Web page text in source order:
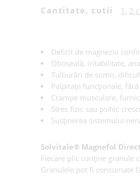
Cantitate, cutii
1, 2
Deficit de magneziu
Oboseală, iritabilitate,
Tulburări de somn,
Palpitații funcționale,
Crampe musculare,
Stres fizic sau psihic
Susținerea sistemului
Solvitale® Magnefol
Fiecare plic conține granule
Granulele pot fi consumate